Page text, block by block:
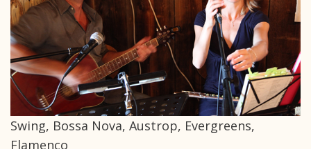
Swing, Bossa Nova, Austrop, Evergreens,
Flamenco